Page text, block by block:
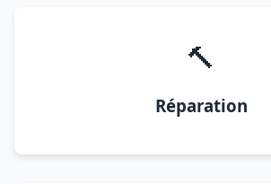
🔨
Réparation